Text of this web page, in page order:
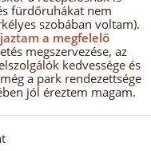
fürdőruhákat nem
szobában voltam).
a megfelelő
megszervezése, az
kedvessége és
a park rendezettsége
jól éreztem magam.